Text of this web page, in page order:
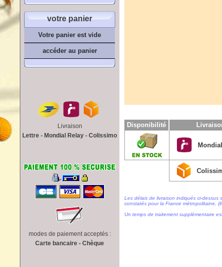
votre panier
Votre panier est vide
accéder au panier
Livraison
Lettre - Mondial Relay - Colissimo
modes de paiement acceptés :
Carte bancaire - Chèque
Disponibilité
Les délais de livraison indiqués ci-
constatés pour la France métropolitaine,
Un temps de traitement supplémentaire